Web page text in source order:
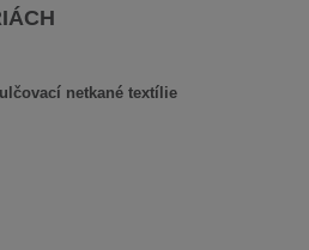
netkané textílie